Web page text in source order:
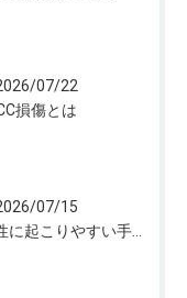
07/22
損傷とは
07/15